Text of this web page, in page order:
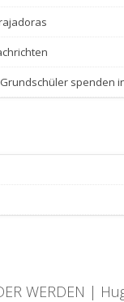
spenden
WERDEN |